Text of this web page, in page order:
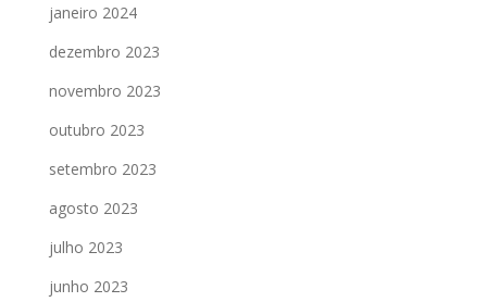
janeiro 2024
dezembro 2023
novembro 2023
outubro 2023
setembro 2023
agosto 2023
julho 2023
junho 2023